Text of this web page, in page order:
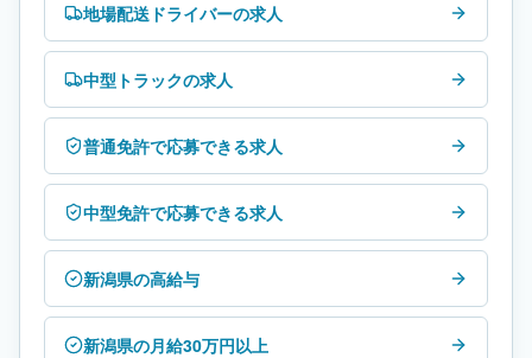
地場配送ドライバーの求人
中型トラックの求人
普通免許で応募できる求人
中型免許で応募できる求人
新潟県の高給与
新潟県の月給30万円以上